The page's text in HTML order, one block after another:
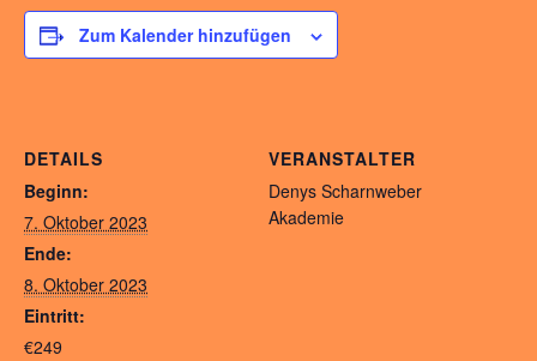
Zum Kalender hinzufügen
DETAILS
Beginn:
7. Oktober 2023
Ende:
8. Oktober 2023
Eintritt:
€249
VERANSTALTER
Denys Scharnweber
Akademie